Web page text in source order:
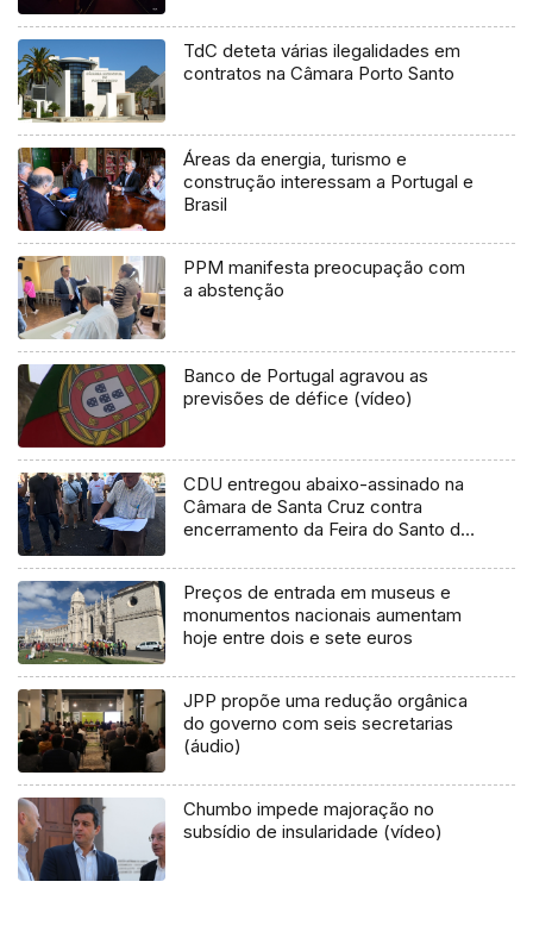
TdC deteta várias ilegalidades em
contratos na Câmara Porto Santo
Áreas da energia, turismo e
construção interessam a Portugal e
Brasil
PPM manifesta preocupação com
a abstenção
Banco de Portugal agravou as
previsões de défice (vídeo)
CDU entregou abaixo-assinado na
Câmara de Santa Cruz contra
encerramento da Feira do Santo da
Preços de entrada em museus e
monumentos nacionais aumentam
hoje entre dois e sete euros
JPP propõe uma redução orgânica
do governo com seis secretarias
(áudio)
Chumbo impede majoração no
subsídio de insularidade (vídeo)